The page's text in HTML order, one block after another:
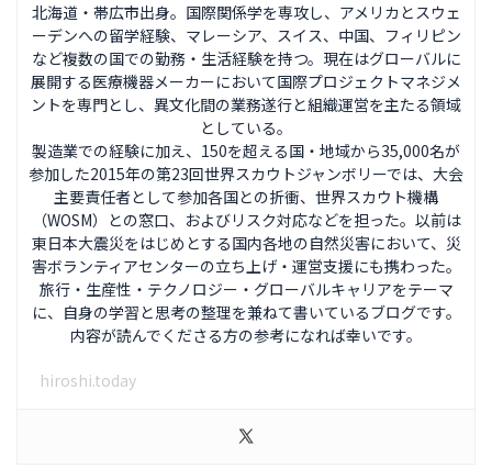
北海道・帯広市出身。国際関係学を専攻し、アメリカとスウェ
ーデンへの留学経験、マレーシア、スイス、中国、フィリピン
など複数の国での勤務・生活経験を持つ。現在はグローバルに
展開する医療機器メーカーにおいて国際プロジェクトマネジメ
ントを専門とし、異文化間の業務遂行と組織運営を主たる領域
としている。
製造業での経験に加え、150を超える国・地域から35,000名が
参加した2015年の第23回世界スカウトジャンボリーでは、大会
主要責任者として参加各国との折衝、世界スカウト機構
（WOSM）との窓口、およびリスク対応などを担った。以前は
東日本大震災をはじめとする国内各地の自然災害において、災
害ボランティアセンターの立ち上げ・運営支援にも携わった。
旅行・生産性・テクノロジー・グローバルキャリアをテーマ
に、自身の学習と思考の整理を兼ねて書いているブログです。
内容が読んでくださる方の参考になれば幸いです。
hiroshi.today